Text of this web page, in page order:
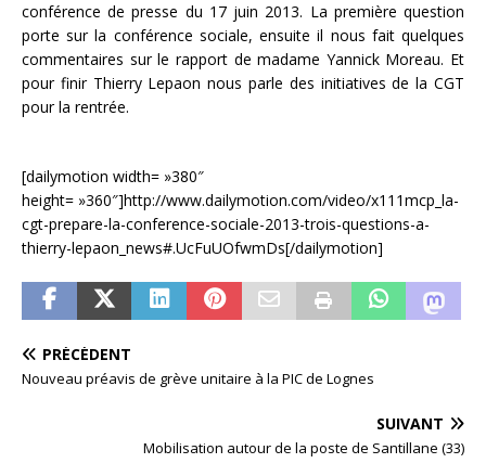
conférence de presse du 17 juin 2013. La première question
porte sur la conférence sociale, ensuite il nous fait quelques
commentaires sur le rapport de madame Yannick Moreau. Et
pour finir Thierry Lepaon nous parle des initiatives de la CGT
pour la rentrée.
[dailymotion width= »380″
height= »360″]http://www.dailymotion.com/video/x111mcp_la-
cgt-prepare-la-conference-sociale-2013-trois-questions-a-
thierry-lepaon_news#.UcFuUOfwmDs[/dailymotion]
PRÉCÉDENT
Nouveau préavis de grève unitaire à la PIC de Lognes
SUIVANT
Mobilisation autour de la poste de Santillane (33)